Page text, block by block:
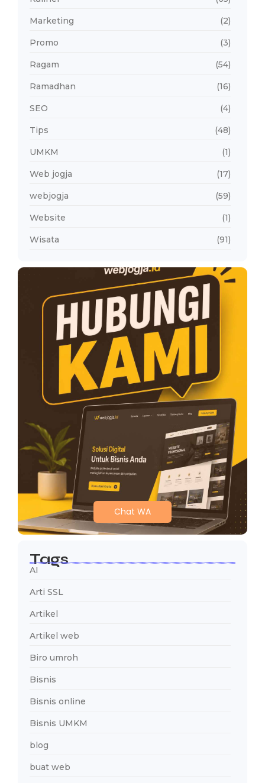
Marketing (2)
Promo (3)
Ragam (54)
Ramadhan (16)
SEO (4)
Tips (48)
UMKM (1)
Web jogja (17)
webjogja (59)
Website (1)
Wisata (91)
Chat WA
Tags
AI
Arti SSL
Artikel
Artikel web
Biro umroh
Bisnis
Bisnis online
Bisnis UMKM
blog
buat web